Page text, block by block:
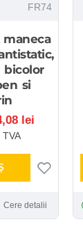
FR74
bicolor
si
lei
Cere detalii